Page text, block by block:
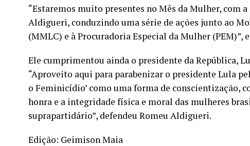
“Estaremos muito presentes no Mês da Mulher, com
Aldigueri, conduzindo uma série de ações junto ao
(MMLC) e à Procuradoria Especial da Mulher
Ele cumprimentou ainda o presidente da República,
“Aproveito aqui para parabenizar o presidente Lula
o Feminicídio’ como uma forma de conscientização,
honra e a integridade física e moral das mulheres
suprapartidário”, defendeu Romeu Aldigueri.
Edição: Geimison Maia